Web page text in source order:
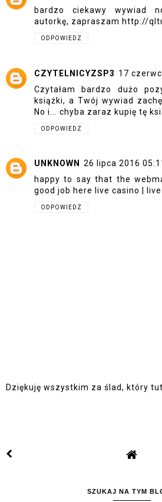
bardzo ciekawy wywiad
autorkę, zapraszam http://
ODPOWIEDZ
CZYTELNICYZSP3 17
Czytałam bardzo dużo
książki, a Twój wywiad
No i... chyba zaraz kupię tę
ODPOWIEDZ
UNKNOWN
26 lipca 2016
happy to say that the
good job here
live casino
ODPOWIEDZ
Dziękuję wszystkim za ślad, który
SZUKAJ NA TYM